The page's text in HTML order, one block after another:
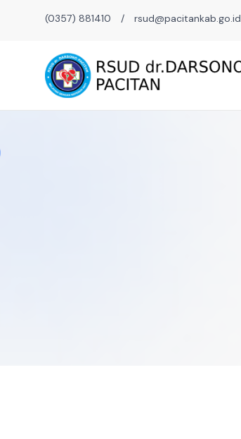
(0357) 881410 / rsud@pacitankab.go.id